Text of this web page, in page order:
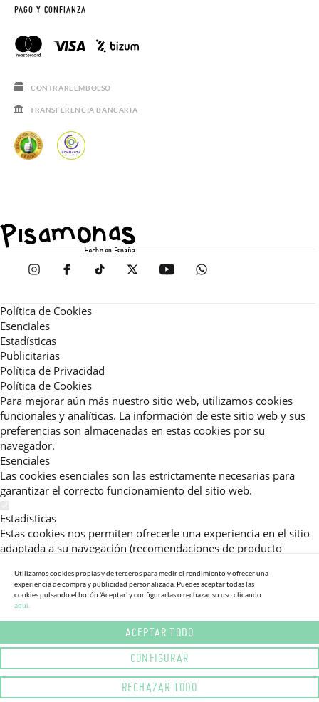
PAGO Y CONFIANZA
CONTRAREEMBOLSO
TRANSFERENCIA BANCARIA
Política de Cookies
Esenciales
Estadísticas
Publicitarias
Política de Privacidad
Política de Cookies
Para mejorar aún más nuestro sitio web, utilizamos cookies
funcionales y analíticas. La información de este sitio web y sus
preferencias son almacenadas en estas cookies por su
navegador.
Esenciales
Las cookies esenciales son las estrictamente necesarias para
garantizar el correcto funcionamiento del sitio web.
Estadísticas
Estas cookies nos permiten ofrecerle una experiencia en el sitio
adaptada a su navegación (recomendaciones de producto
consultadas, etc).Al activar esta cookie, nos ayuda a mejorar aún
más su experiencia.
Publicitarias
Estas cookies permiten a nuestros socios publicitarios enviarle
mensajes específicos y personalizados.
Política de Privacidad
Lea más sobre el uso de cookies en este sitio web en nuestra
Utilizamos cookies propias y de terceros para medir el rendimiento y ofrecer una
experiencia de compra y publicidad personalizada. Puedes aceptar todas las
cookies pulsando el botón 'Aceptar' y configurarlas o rechazar su uso clicando
aqui.
ACEPTAR TODO
CONFIGURAR
RECHAZAR TODO